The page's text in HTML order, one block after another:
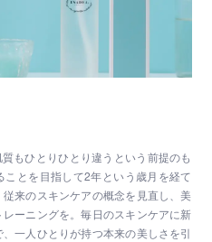
もひとりひとり違うという前提のも
とを目指して2年という歳月を経て
来のスキンケアの概念を見直し、美
ーニングを。毎日のスキンケアに新
一人ひとりが持つ本来の美しさを引